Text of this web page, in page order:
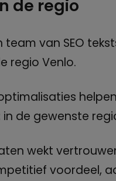
de regio
van SEO
regio Venlo.
in de gewenste
wekt
voordeel,